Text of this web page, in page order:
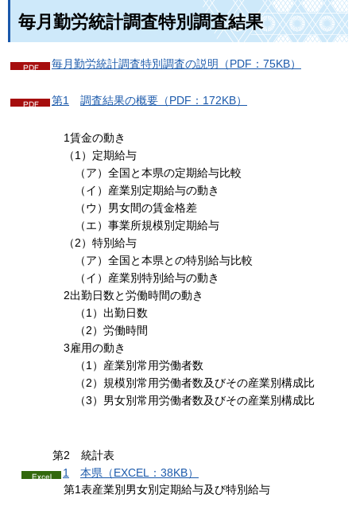
毎月勤労統計調査特別調査結果
毎月勤労統計調査特別調査の説明（PDF：75KB）
第1 調査結果の概要（PDF：172KB）
1賃金の動き
（1）定期給与
（ア）全国と本県の定期給与比較
（イ）産業別定期給与の動き
（ウ）男女間の賃金格差
（エ）事業所規模別定期給与
（2）特別給与
（ア）全国と本県との特別給与比較
（イ）産業別特別給与の動き
2出勤日数と労働時間の動き
（1）出勤日数
（2）労働時間
3雇用の動き
（1）産業別常用労働者数
（2）規模別常用労働者数及びその産業別構成比
（3）男女別常用労働者数及びその産業別構成比
第2 統計表
1
本県（EXCEL：38KB）
第1表産業別男女別定期給与及び特別給与